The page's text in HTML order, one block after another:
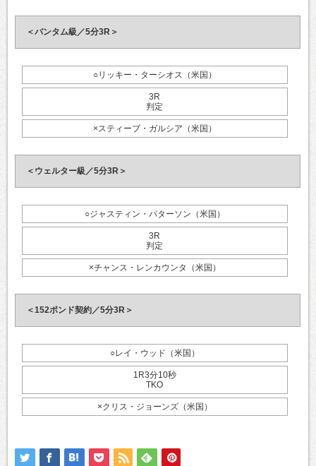
＜バンタム級／5分3R＞
○リッキー・ターシオス（米国）
3R
判定
×スティーブ・ガルシア（米国）
＜ウェルター級／5分3R＞
○ジャスティン・パターソン（米国）
3R
判定
×チャンス・レンカウンタ（米国）
＜152ポンド契約／5分3R＞
○レイ・ウッド（米国）
1R3分10秒
TKO
×クリス・ジョーンズ（米国）